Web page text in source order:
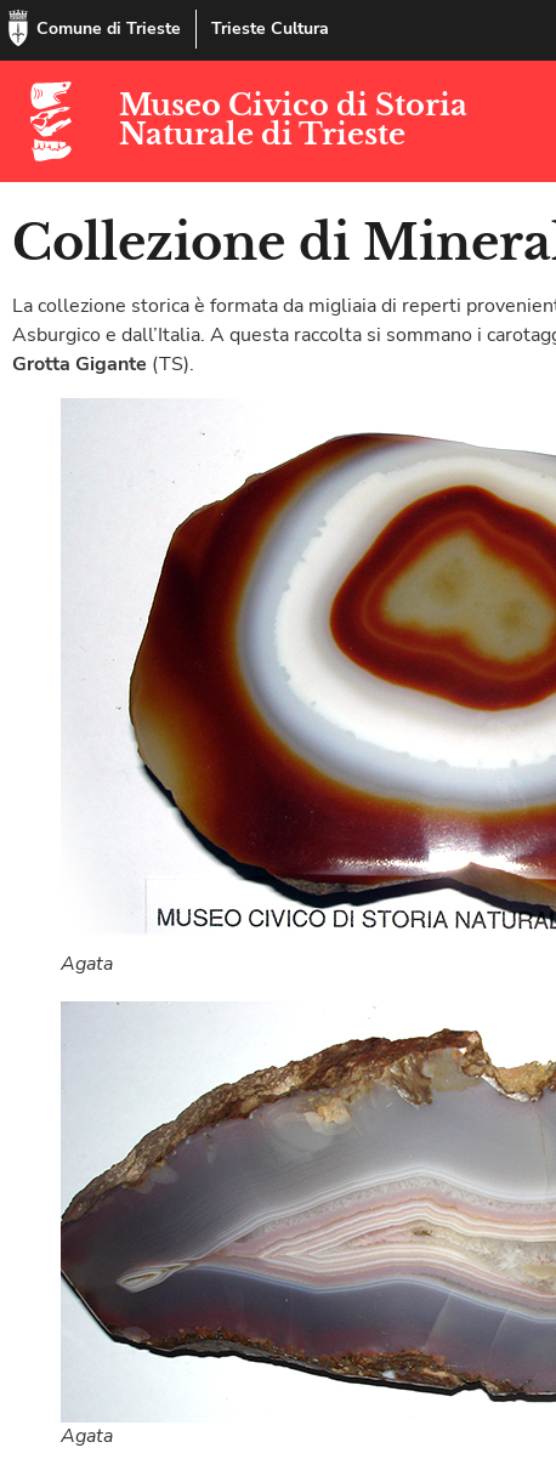
Comune di Trieste Trieste Cultura
Museo Civico di Storia
Naturale di Trieste
Collezione di
La collezione storica è formata da migliaia di reperti
Asburgico e dall’Italia. A questa raccolta si sommano i
Grotta Gigante (TS).
Agata
Agata